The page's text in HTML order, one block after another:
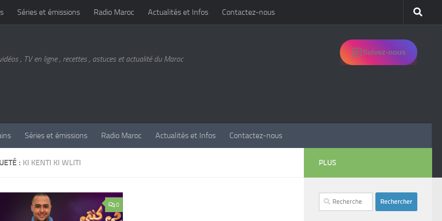
Séries et émissions Radio Maroc Actualités et Infos Contactez-nous
, TV en ligne , recettes , astuces et actualité du Maroc
Suivez-nous
Séries et émissions Radio Maroc Actualités et Infos Contactez-nous
: KI KENTI KI WLITI
0
PLUS
Rechercher :